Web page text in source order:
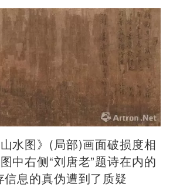
水图》(局部)画面破损度相
中右侧“刘唐老”题诗在内的
信息的真伪遭到了质疑